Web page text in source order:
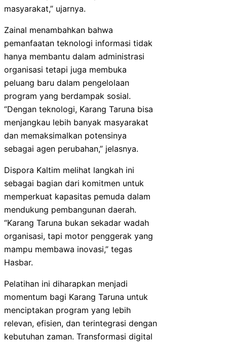
masyarakat,” ujarnya.
Zainal menambahkan bahwa
pemanfaatan teknologi informasi tidak
hanya membantu dalam administrasi
organisasi tetapi juga membuka
peluang baru dalam pengelolaan
program yang berdampak sosial.
“Dengan teknologi, Karang Taruna bisa
menjangkau lebih banyak masyarakat
dan memaksimalkan potensinya
sebagai agen perubahan,” jelasnya.
Dispora Kaltim melihat langkah ini
sebagai bagian dari komitmen untuk
memperkuat kapasitas pemuda dalam
mendukung pembangunan daerah.
“Karang Taruna bukan sekadar wadah
organisasi, tapi motor penggerak yang
mampu membawa inovasi,” tegas
Hasbar.
Pelatihan ini diharapkan menjadi
momentum bagi Karang Taruna untuk
menciptakan program yang lebih
relevan, efisien, dan terintegrasi dengan
kebutuhan zaman. Transformasi digital